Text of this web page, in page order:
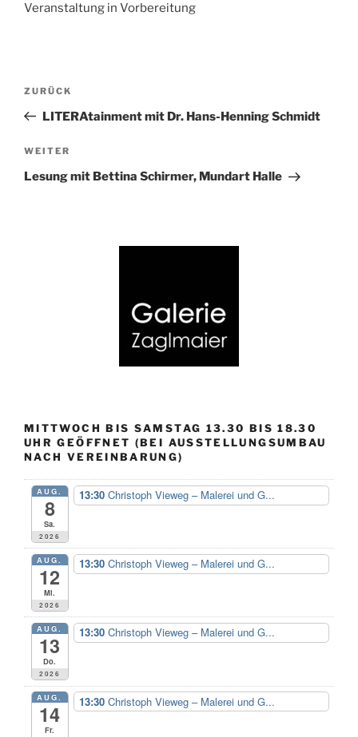
Veranstaltung in Vorbereitung
Beitragsnavigation
Vorheriger
Beitrag
ZURÜCK
LITERAtainment mit Dr. Hans-Henning Schmidt
Nächster
Beitrag
WEITER
Lesung mit Bettina Schirmer, Mundart Halle
MITTWOCH BIS SAMSTAG 13.30 BIS 18.30
UHR GEÖFFNET (BEI AUSSTELLUNGSUMBAU
NACH VEREINBARUNG)
AUG.
8
Sa.
2026
13:30 Christoph Vieweg – Malerei und G...
AUG.
12
Mi.
2026
13:30 Christoph Vieweg – Malerei und G...
AUG.
13
Do.
2026
13:30 Christoph Vieweg – Malerei und G...
AUG.
14
Fr.
13:30 Christoph Vieweg – Malerei und G...